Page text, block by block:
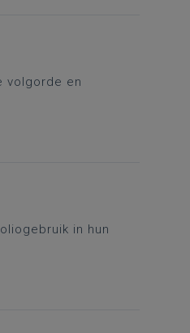
volgorde en
in hun